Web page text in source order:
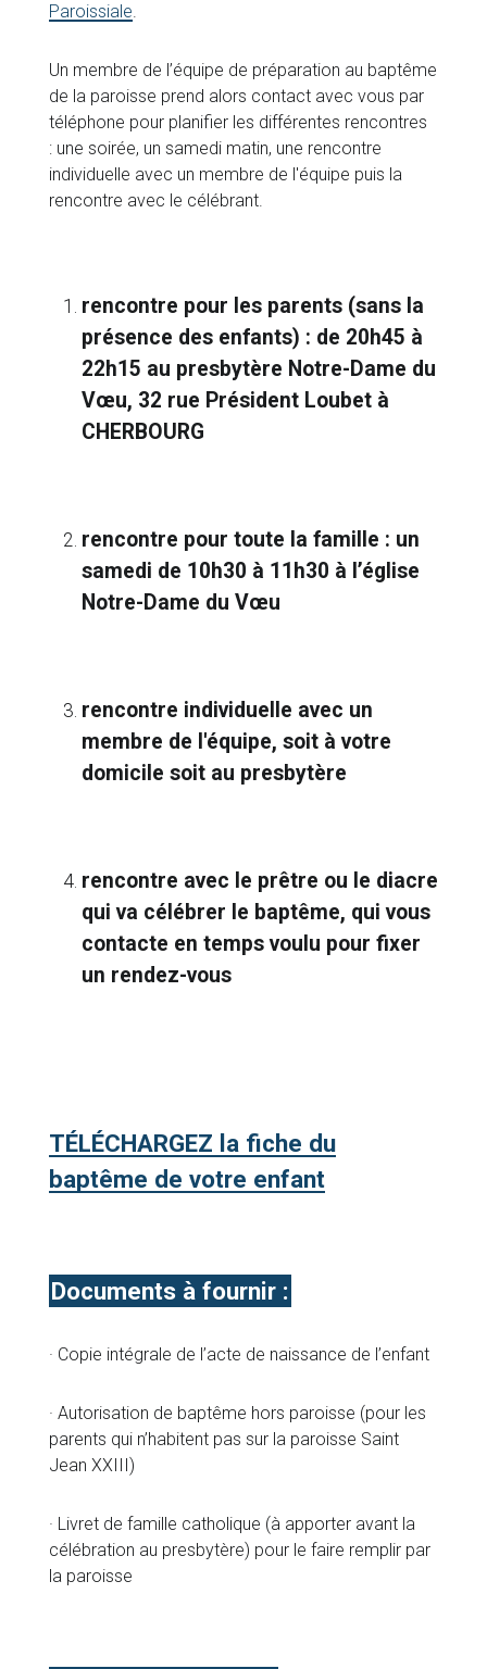
Paroissiale.
Un membre de l’équipe de préparation au baptême
de la paroisse prend alors contact avec vous par
téléphone pour planifier les différentes rencontres
: une soirée, un samedi matin, une rencontre
individuelle avec un membre de l'équipe puis la
rencontre avec le célébrant.
rencontre pour les parents (sans la
présence des enfants) : de 20h45 à
22h15 au presbytère Notre-Dame du
Vœu, 32 rue Président Loubet à
CHERBOURG
rencontre pour toute la famille : un
samedi de 10h30 à 11h30 à l’église
Notre-Dame du Vœu
rencontre individuelle avec un
membre de l'équipe, soit à votre
domicile soit au presbytère
rencontre avec le prêtre ou le diacre
qui va célébrer le baptême, qui vous
contacte en temps voulu pour fixer
un rendez-vous
TÉLÉCHARGEZ la fiche du
baptême de votre enfant
Documents à fournir :
· Copie intégrale de l’acte de naissance de l’enfant
· Autorisation de baptême hors paroisse (pour les
parents qui n’habitent pas sur la paroisse Saint
Jean XXIII)
· Livret de famille catholique (à apporter avant la
célébration au presbytère) pour le faire remplir par
la paroisse